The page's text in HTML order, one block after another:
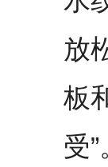
放
板
受”